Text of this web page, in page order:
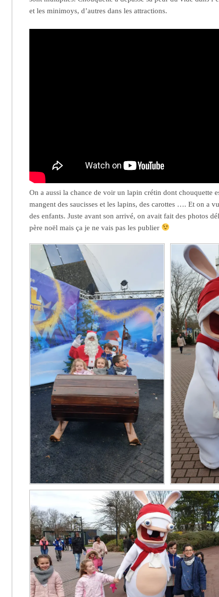
et les minimoys, d’autres dans les attractions.
On a aussi la chance de voir un lapin crétin dont chouquette
mangent des saucisses et les lapins, des carottes …. Et on a
des enfants. Juste avant son arrivé, on avait fait des photos
père noël mais ça je ne vais pas les publier